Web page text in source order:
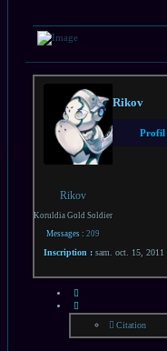
Rikov
Koruldia Gold Soldier
Messages : 209
Rikov
Profil
Inscription : sam. oct. 15, 2011
Citation